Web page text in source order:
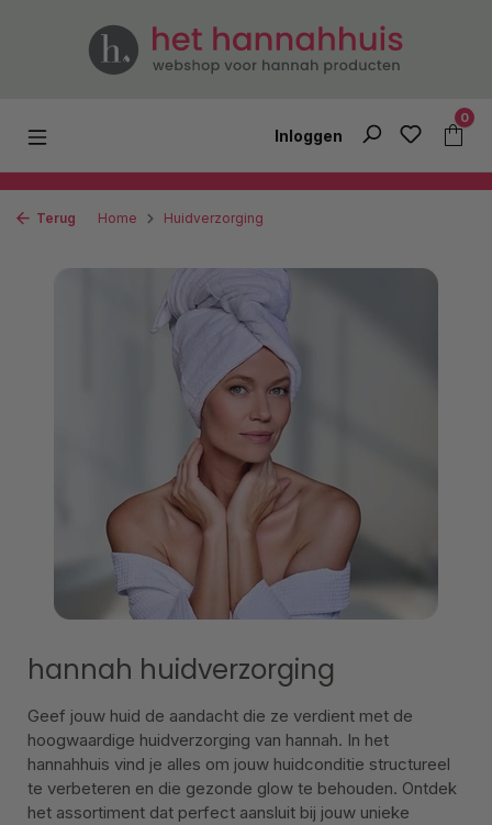
Ga naar de hoofdinhoud
Inloggen
0
Terug Home Huidverzorging
hannah huidverzorging
Geef jouw huid de aandacht die ze verdient met de
hoogwaardige huidverzorging van hannah. In het
hannahhuis vind je alles om jouw huidconditie structureel
te verbeteren en die gezonde glow te behouden. Ontdek
het assortiment dat perfect aansluit bij jouw unieke